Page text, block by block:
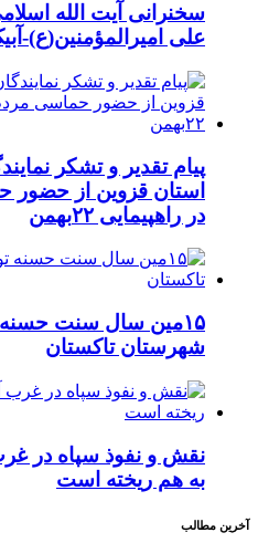
سخنرانی آیت الله
علی امیرالمؤمنین(ع)-
پیام تقدیر و تشکر
استان قزوین از حضور
در راهپیمایی ۲۲بهمن
۱۵مین سال سنت حسنه
شهرستان تاکستان
نقش و نفوذ سپاه در
به هم ریخته است
آخرین مطالب